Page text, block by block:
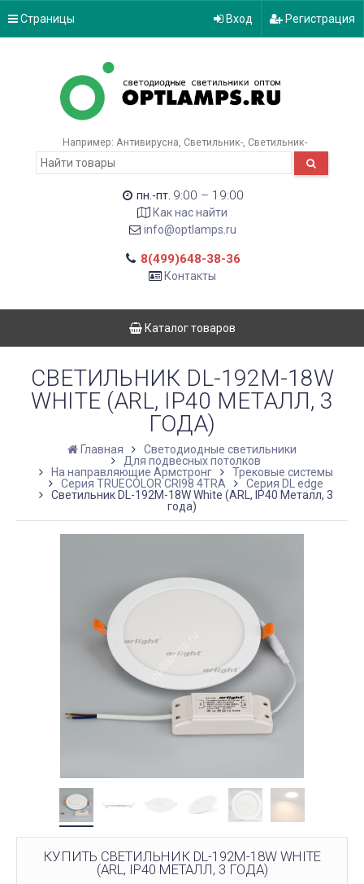
Страницы Вход Регистрация
Например: Антивирусна Светильник- Светильник-
пн.-пт. 9:00 – 19:00
Как нас найти
info@optlamps.ru
8(499)648-38-36
Контакты
Каталог товаров
СВЕТИЛЬНИК DL-192M-18W
WHITE (ARL, IP40 МЕТАЛЛ, 3
ГОДА)
Главная
Светодиодные светильники
Для подвесных потолков
На направляющие Армстронг
Трековые системы
Серия TRUECOLOR CRI98 4TRA
Серия DL edge
Светильник DL-192M-18W White (ARL, IP40 Металл, 3
года)
КУПИТЬ СВЕТИЛЬНИК DL-192M-18W WHITE
(ARL, IP40 МЕТАЛЛ, 3 ГОДА)